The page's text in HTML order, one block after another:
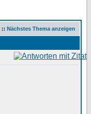
:: Nächstes Thema anzeigen